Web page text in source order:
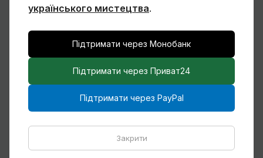
«Енеїда»
Чому Віктор Замирайло український
художник?
Спогади Марії Котляревської про
Михайла Сапожникова
українського мистецтва.
Підтримати через Монобанк
Підтримати через Приват24
Підтримати через PayPal
Закрити